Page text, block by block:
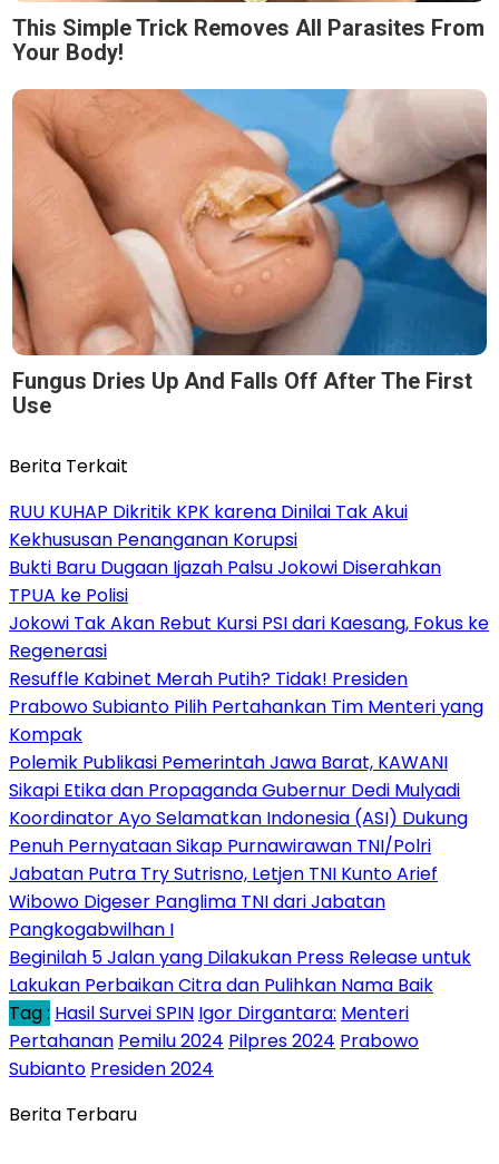
This Simple Trick Removes All Parasites From
Your Body!
Fungus Dries Up And Falls Off After The First
Use
Berita Terkait
RUU KUHAP Dikritik KPK karena Dinilai Tak Akui
Kekhususan Penanganan Korupsi
Bukti Baru Dugaan Ijazah Palsu Jokowi Diserahkan
TPUA ke Polisi
Jokowi Tak Akan Rebut Kursi PSI dari Kaesang, Fokus ke
Regenerasi
Resuffle Kabinet Merah Putih? Tidak! Presiden
Prabowo Subianto Pilih Pertahankan Tim Menteri yang
Kompak
Polemik Publikasi Pemerintah Jawa Barat, KAWANI
Sikapi Etika dan Propaganda Gubernur Dedi Mulyadi
Koordinator Ayo Selamatkan Indonesia (ASI) Dukung
Penuh Pernyataan Sikap Purnawirawan TNI/Polri
Jabatan Putra Try Sutrisno, Letjen TNI Kunto Arief
Wibowo Digeser Panglima TNI dari Jabatan
Pangkogabwilhan I
Beginilah 5 Jalan yang Dilakukan Press Release untuk
Lakukan Perbaikan Citra dan Pulihkan Nama Baik
Tag : Hasil Survei SPIN Igor Dirgantara: Menteri
Pertahanan Pemilu 2024 Pilpres 2024 Prabowo
Subianto Presiden 2024
Berita Terbaru